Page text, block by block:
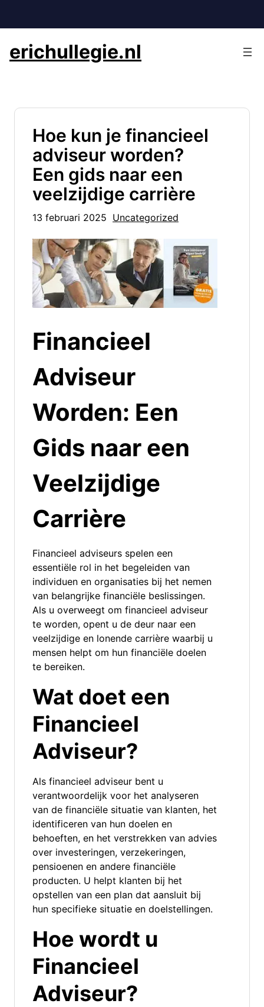
inhoud
erichullegie.nl
Hoe kun je financieel
adviseur worden?
Een gids naar een
veelzijdige carrière
13 februari 2025 Uncategorized
Financieel
Adviseur
Worden: Een
Gids naar een
Veelzijdige
Carrière
Financieel adviseurs spelen een
essentiële rol in het begeleiden van
individuen en organisaties bij het nemen
van belangrijke financiële beslissingen.
Als u overweegt om financieel adviseur
te worden, opent u de deur naar een
veelzijdige en lonende carrière waarbij u
mensen helpt om hun financiële doelen
te bereiken.
Wat doet een
Financieel
Adviseur?
Als financieel adviseur bent u
verantwoordelijk voor het analyseren
van de financiële situatie van klanten, het
identificeren van hun doelen en
behoeften, en het verstrekken van advies
over investeringen, verzekeringen,
pensioenen en andere financiële
producten. U helpt klanten bij het
opstellen van een plan dat aansluit bij
hun specifieke situatie en doelstellingen.
Hoe wordt u
Financieel
Adviseur?